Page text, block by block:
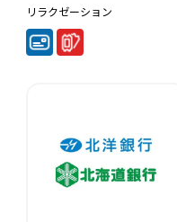
リラクゼーション